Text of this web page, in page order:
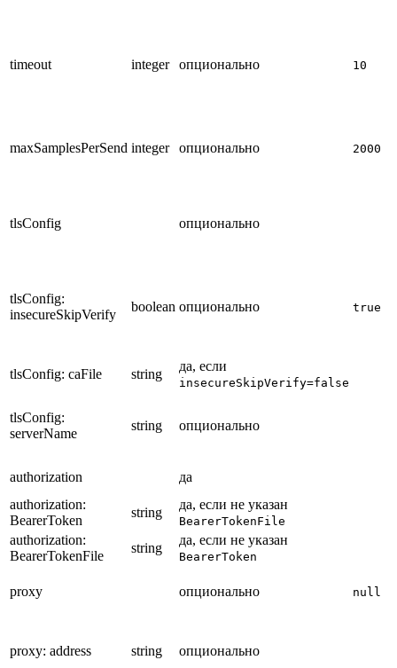
timeout integer опционально 10
maxSamplesPerSend integer опционально 2000
tlsConfig опционально
tlsConfig:
insecureSkipVerify
boolean опционально true
tlsConfig: caFile string
да, если
insecureSkipVerify=false
tlsConfig:
serverName
string опционально
authorization
да
authorization:
BearerToken
string
да, если не указан
BearerTokenFile
authorization:
BearerTokenFile
string
да, если не указан
BearerToken
proxy опционально null
proxy: address string опционально